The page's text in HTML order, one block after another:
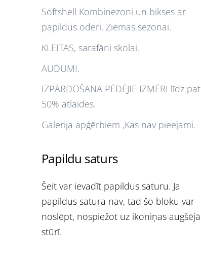
Softshell Kombinezoni un bikses ar
papildus oderi. Ziemas sezonai.
KLEITAS, sarafāni skolai.
AUDUMI.
IZPĀRDOŠANA PĒDĒJIE IZMĒRI līdz pat
50% atlaides.
Galerija apģērbiem ,Kas nav pieejami.
Papildu saturs
Šeit var ievadīt papildus saturu. Ja
papildus satura nav, tad šo bloku var
noslēpt, nospiežot uz ikoniņas augšējā
stūrī.